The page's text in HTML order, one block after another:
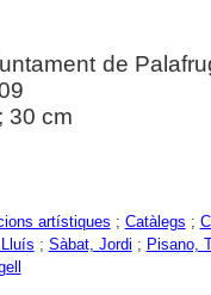
de
30 cm
artístiques ; Catàlegs ;
; Sàbat, Jordi ; Pisano,